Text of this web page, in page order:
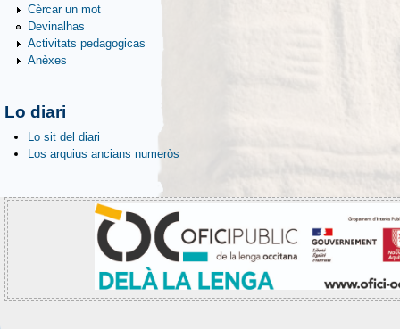
Cèrcar un mot
Devinalhas
Activitats pedagogicas
Anèxes
Lo diari
Lo sit del diari
Los arquius ancians numeròs